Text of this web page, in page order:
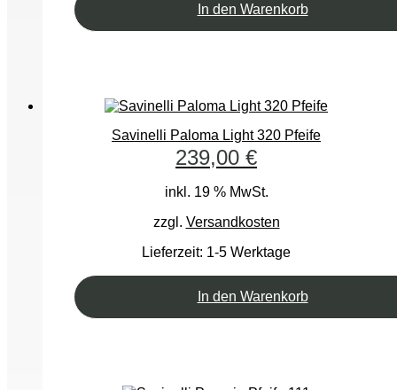
In den Warenkorb
Savinelli Paloma Light 320 Pfeife
239,00 €
inkl. 19 % MwSt.
zzgl. Versandkosten
Lieferzeit: 1-5 Werktage
In den Warenkorb